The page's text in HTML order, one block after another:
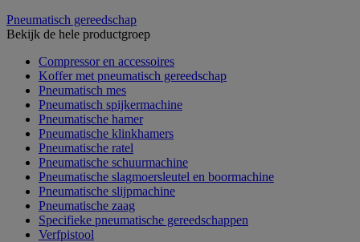
Pneumatisch gereedschap
Bekijk de hele productgroep
Compressor en accessoires
Koffer met pneumatisch gereedschap
Pneumatisch mes
Pneumatisch spijkermachine
Pneumatische hamer
Pneumatische klinkhamers
Pneumatische ratel
Pneumatische schuurmachine
Pneumatische slagmoersleutel en boormachine
Pneumatische slijpmachine
Pneumatische zaag
Specifieke pneumatische gereedschappen
Verfpistool